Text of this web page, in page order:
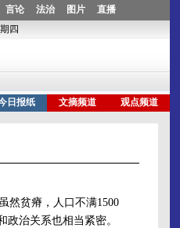
然贫瘠，人口不满1500
治关系也相当紧密。